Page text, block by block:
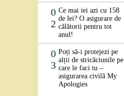
0
2
Ce mai iei azi cu 158
de lei? O asigurare de
călătorii pentru tot
anul!
0
3
Poți să-i protejezi pe
alții de stricăciunile pe
care le faci tu –
asigurarea civilă My
Apologies